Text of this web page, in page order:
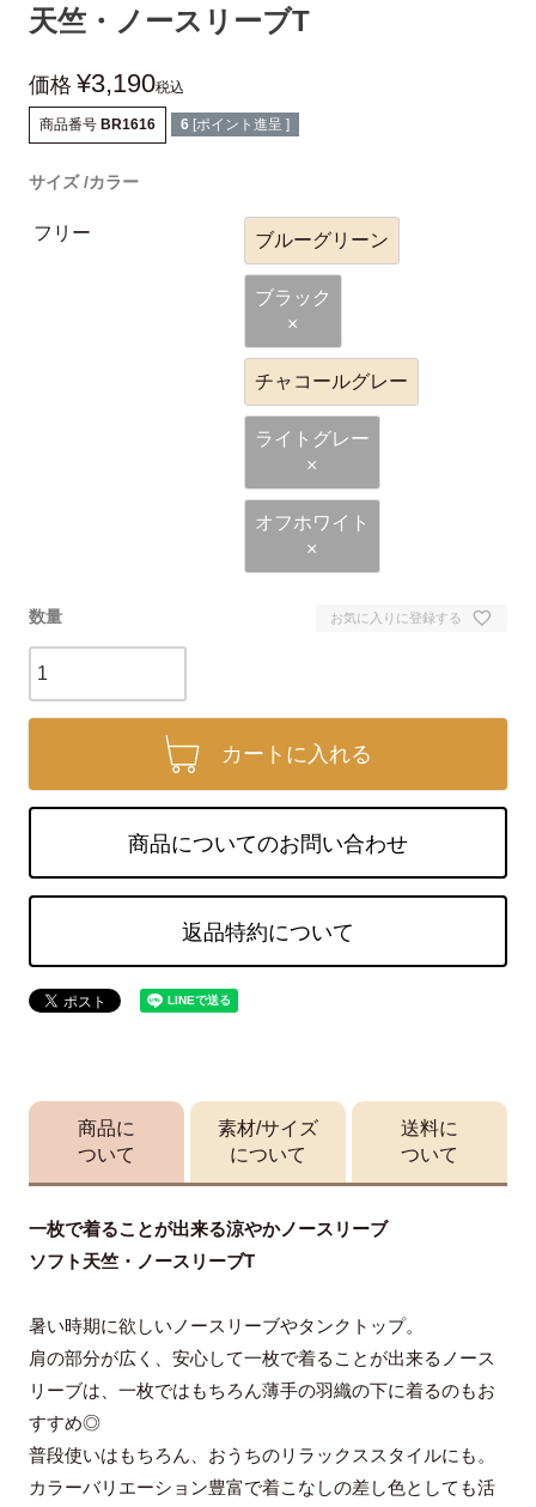
天竺・ノースリーブT
価格 ¥3,190税込
商品番号 BR1616 6 [ポイント進呈 ]
サイズ カラー
フリー ブルーグリーン
ブラック
×
チャコールグレー
ライトグレー
×
オフホワイト
×
お気に入りに登録する
カートに入れる
商品についてのお問い合わせ
返品特約について
商品に
ついて
素材/サイズ
について
送料に
ついて
一枚で着ることが出来る涼やかノースリーブ
ソフト天竺・ノースリーブT
暑い時期に欲しいノースリーブやタンクトップ。
肩の部分が広く、安心して一枚で着ることが出来るノース
リーブは、一枚ではもちろん薄手の羽織の下に着るのもお
すすめ◎
普段使いはもちろん、おうちのリラックススタイルにも。
カラーバリエーション豊富で着こなしの差し色としても活